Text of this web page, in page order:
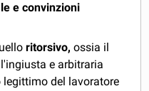
e convinzioni
ritorsivo,ossia il
e arbitraria
del lavoratore